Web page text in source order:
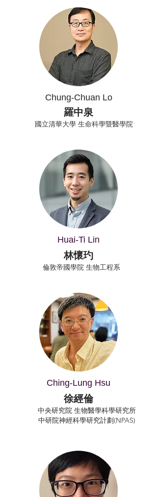
Chung-Chuan Lo
羅中泉
國立清華大學 生命科學暨醫學院
Huai-Ti Lin
林懷玓
倫敦帝國學院 生物工程系
Ching-Lung Hsu
徐經倫
中央研究院 生物醫學科學研究所
中研院神經科學研究計劃(NPAS)